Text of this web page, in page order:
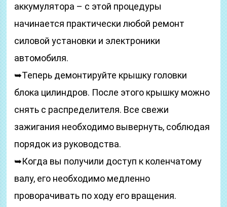
аккумулятора – с этой процедуры
начинается практически любой ремонт
силовой установки и электроники
автомобиля.
➥Теперь демонтируйте крышку головки
блока цилиндров. После этого крышку можно
снять с распределителя. Все свежи
зажигания необходимо вывернуть, соблюдая
порядок из руководства.
➥Когда вы получили доступ к коленчатому
валу, его необходимо медленно
проворачивать по ходу его вращения.